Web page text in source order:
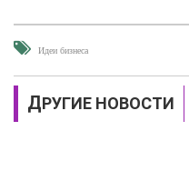
Идеи бизнеса
ДРУГИЕ НОВОСТИ